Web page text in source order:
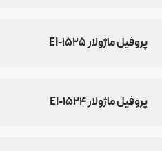
پروفیل ماژولار EI-۱۵۲۵
پروفیل ماژولار EI-۱۵۲۴